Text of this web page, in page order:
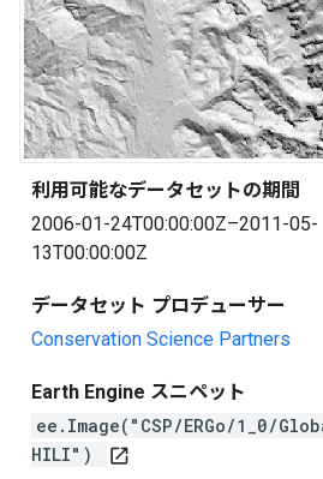
利用可能なデータセットの期間
2006-01-24T00:00:00Z–2011-05-
13T00:00:00Z
データセット プロデューサー
Conservation Science Partners
Earth Engine スニペット
ee.Image("CSP/ERGo/1_0/
HILI")
open_in_new